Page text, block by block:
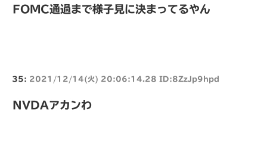
FOMC通過まで様子見に決まってるやん
35: 2021/12/14(火) 20:06:14.28 ID:8ZzJp9hpd
NVDAアカンわ